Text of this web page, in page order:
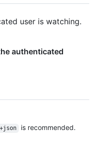
user is watching.
authenticated
is recommended.